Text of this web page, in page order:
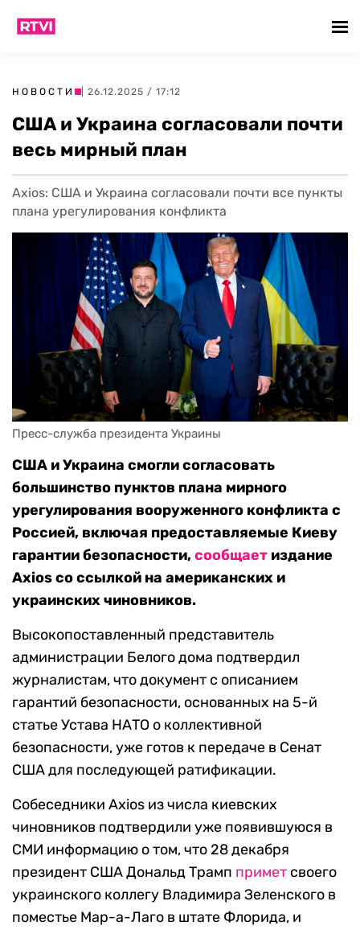
НОВОСТИ | 26.12.2025 / 17:12
США и Украина согласовали почти
весь мирный план
Axios: США и Украина согласовали почти все пункты
плана урегулирования конфликта
Пресс-служба президента Украины
США и Украина смогли согласовать
большинство пунктов плана мирного
урегулирования вооруженного конфликта с
Россией, включая предоставляемые Киеву
гарантии безопасности,сообщает издание
Axios со ссылкой на американских и
украинских чиновников.
Высокопоставленный представитель
администрации Белого дома подтвердил
журналистам, что документ с описанием
гарантий безопасности, основанных на 5-й
статье Устава НАТО о коллективной
безопасности, уже готов к передаче в Сенат
США для последующей ратификации.
Собеседники Axios из числа киевских
чиновников подтвердили уже появившуюся в
СМИ информацию о том, что 28 декабря
президент США Дональд Трамп примет своего
украинского коллегу Владимира Зеленского в
поместье Мар-а-Лаго в штате Флорида, и